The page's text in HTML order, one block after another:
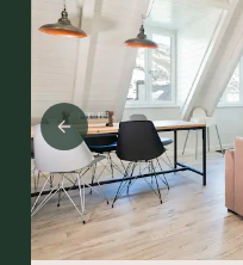
Previous